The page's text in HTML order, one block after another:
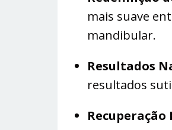
mais suave
mandibular.
Resultados
resultados
Recuperação